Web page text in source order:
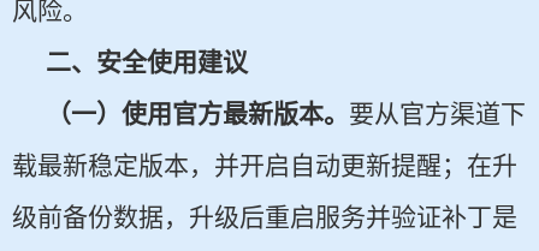
风险。
二、安全使用建议
（一）使用官方最新版本。 要从官方渠道下
载最新稳定版本，并开启自动更新提醒；在升
级前备份数据，升级后重启服务并验证补丁是